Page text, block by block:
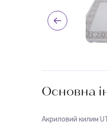
Основна
Акриловий килим